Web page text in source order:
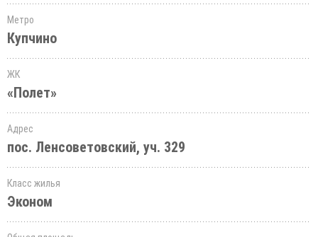
Метро
Купчино
ЖК
«Полет»
Адрес
пос. Ленсоветовский, уч. 329
Класс жилья
Эконом